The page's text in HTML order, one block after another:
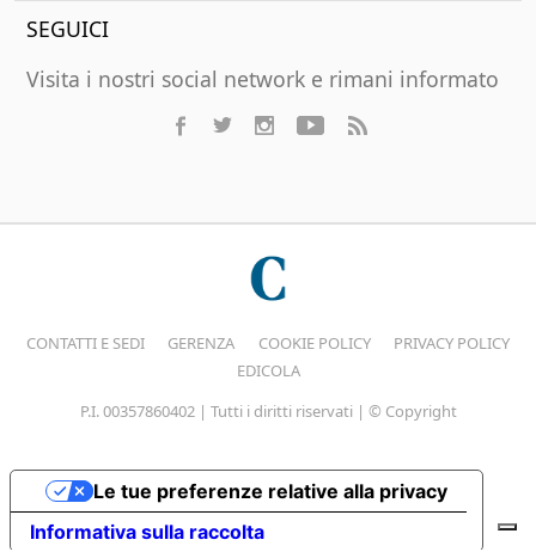
SEGUICI
Visita i nostri social network e rimani informato
CONTATTI E SEDI GERENZA COOKIE POLICY
PRIVACY POLICY
EDICOLA
P.I. 00357860402 | Tutti i diritti riservati | © Copyright
Informativa sulla raccolta
Le tue preferenze relative alla privacy